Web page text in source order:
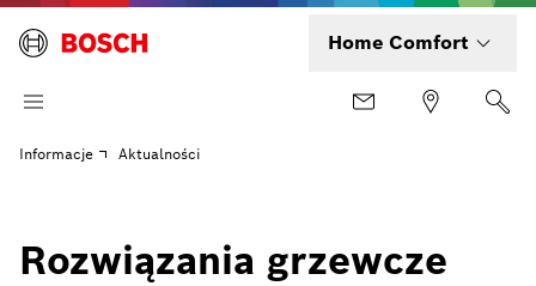
Home Comfort
Informacje Aktualności
Rozwiązania grzewcze